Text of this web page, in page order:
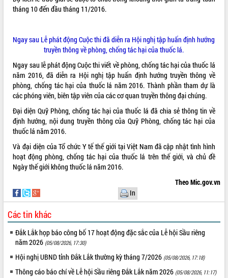
THỐNG KÊ TRUY CẬP
Tất cả: 65998847
tháng 10 đến đầu tháng 11/2016.
Ngay sau Lễ phát động Cuộc thi đã diễn ra Hội nghị tập huấn định hướng
truyền thông về phòng, chống tác hại của thuốc lá.
Ngay sau lễ phát động Cuộc thi viết về phòng, chống tác hại của thuốc lá
năm 2016, đã diễn ra Hội nghị tập huấn định hướng truyền thông về
phòng, chống tác hại của thuốc lá năm 2016. Thành phần tham dự là
các phóng viên, biên tập viên của các cơ quan truyền thông đại chúng.
Đại diện Quỹ Phòng, chống tác hại của thuốc lá đã chia sẻ thông tin về
định hướng, nội dung truyền thông của Quỹ Phòng, chống tác hại của
thuốc lá năm 2016.
Và đại diện của Tổ chức Y tế thế giới tại Việt Nam đã cập nhật tình hình
hoạt động phòng, chống tác hại của thuốc lá trên thế giới, và chủ đề
Ngày thế giới không thuốc lá năm 2016.
Theo Mic.gov.vn
In
Các tin khác
Đắk Lắk họp báo công bố 17 hoạt động đặc sắc của Lễ hội Sầu riêng
năm 2026 (05/08/2026, 17:30)
Hội nghị UBND tỉnh Đắk Lắk thường kỳ tháng 7/2026 (05/08/2026, 17:18)
Thông cáo báo chí về Lễ hội Sầu riêng Đắk Lắk năm 2026 (05/08/2026, 11:17)